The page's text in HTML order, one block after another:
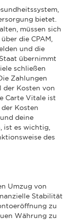
bietet.
müssen sich
die CPAM,
und die
übernimmt
schließen
Zahlungen
der Kosten von
Carte Vitale ist
Kosten
deine
ist es wichtig,
des
Umzug von
Stabilität
zu
Währung zu